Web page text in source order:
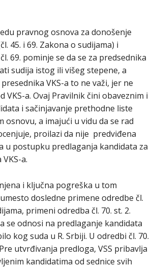
pravnog osnova za donošenje
45. i 69. Zakona o sudijama) i
69. pominje se da se za predsednika
sudija istog ili višeg stepene, a
VKS-a to ne važi, jer ne
VKS-a. Ovaj Pravilnik čini obaveznim i
i sačinjavanje prethodne liste
osnovu, a imajući u vidu da se rad
proilazi da nije predviđena
u postupku predlaganja kandidata za
a.
i ključna pogreška u tom
dosledne primene odredbe čl.
primeni odredba čl. 70. st. 2.
se odnosi na predlaganje kandidata
kog suda u R. Srbiji. U odredbi čl. 70.
utvrđivanja predloga, VSS pribavlja
kandidatima od sednice svih